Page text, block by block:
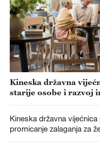
Kineska državna
starije osobe i razvoj
Kineska državna
promicanje zalaganja za